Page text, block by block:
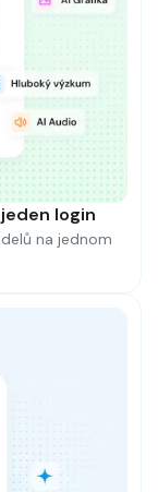
login
na jednom